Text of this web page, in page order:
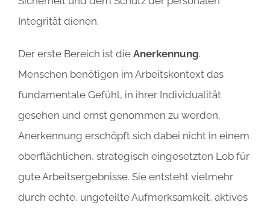
Integrität dienen.
Der erste Bereich ist die Anerkennung.
Menschen benötigen im Arbeitskontext das
fundamentale Gefühl, in ihrer Individualität
gesehen und ernst genommen zu werden.
Anerkennung erschöpft sich dabei nicht in einem
oberflächlichen, strategisch eingesetzten Lob für
gute Arbeitsergebnisse. Sie entsteht vielmehr
durch echte, ungeteilte Aufmerksamkeit, aktives